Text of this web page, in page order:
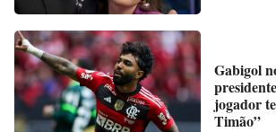
Gabigol
jogador
Timão”